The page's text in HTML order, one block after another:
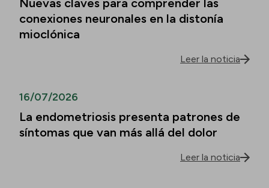
Nuevas claves para comprender las
conexiones neuronales en la distonía
mioclónica
Leer la noticia
16/07/2026
La endometriosis presenta patrones de
síntomas que van más allá del dolor
Leer la noticia